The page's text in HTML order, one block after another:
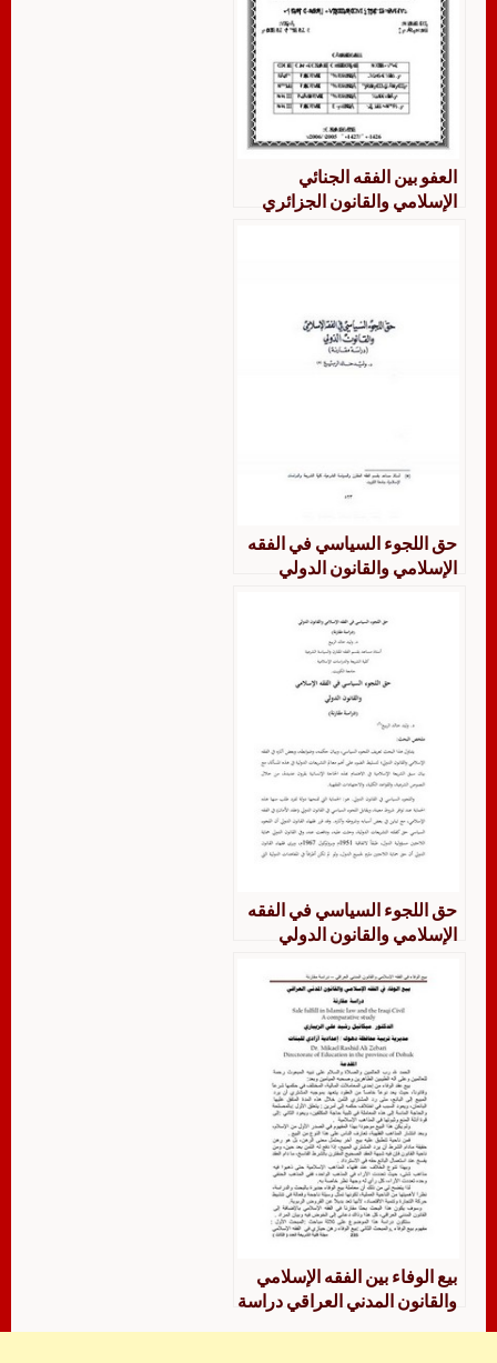
العفو بين الفقه الجنائي
الإسلامي والقانون الجزائري
حق اللجوء السياسي في الفقه
الإسلامي والقانون الدولي
حق اللجوء السياسي في الفقه
الإسلامي والقانون الدولي
بيع الوفاء بين الفقه الإسلامي
والقانون المدني العراقي دراسة